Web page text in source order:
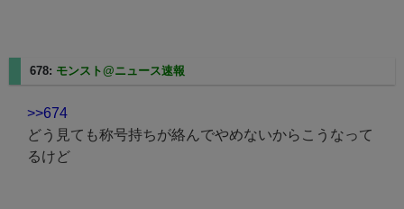
678: モンスト@ニュース速報
>>674
どう見ても称号持ちが絡んでやめないからこうなって
るけど